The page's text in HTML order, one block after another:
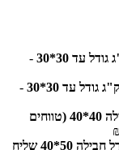
-
-
שליח אישי עד הבית עד 6 ק"ג עד גודל חבילה 40*40 (טווחים
משלוח משקל מעל 7 ק"ג עד 10 ק"ג עד גודל חבילה 50*40 שליח